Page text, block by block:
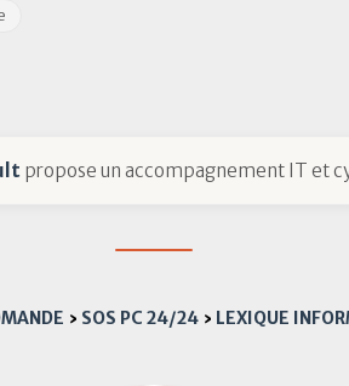
propose un accompagnement IT et
› SOS PC 24/24 › LEXIQUE